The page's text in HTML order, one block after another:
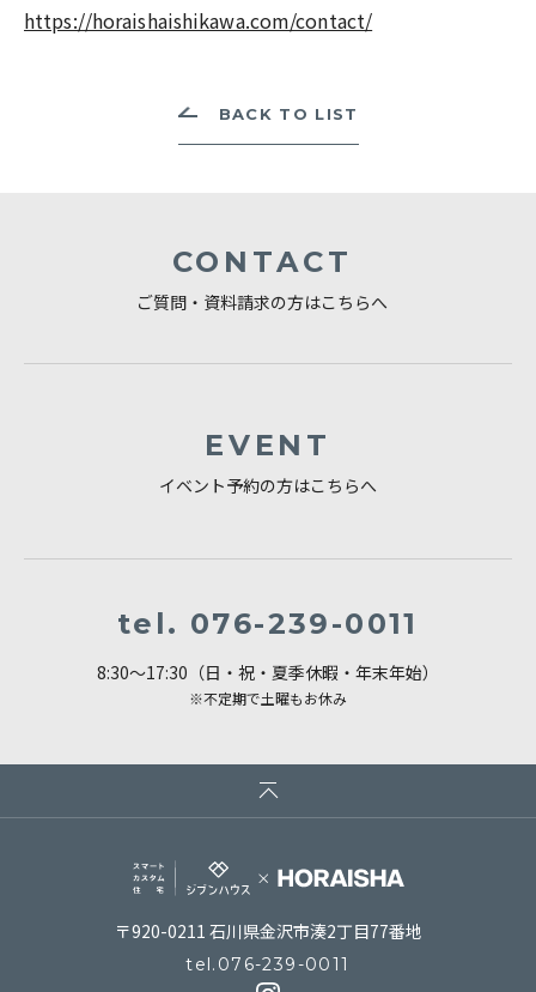
https://horaishaishikawa.com/contact/
BACK TO LIST
CONTACT
ご質問・資料請求の方はこちらへ
EVENT
イベント予約の方はこちらへ
tel. 076-239-0011
8:30～17:30（日・祝・夏季休暇・年末年始）
※不定期で土曜もお休み
〒920-0211 石川県金沢市湊2丁目77番地
tel. 076-239-0011